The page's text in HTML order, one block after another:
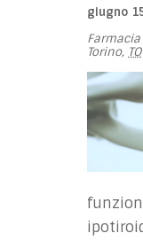
giugno
Torino, TO